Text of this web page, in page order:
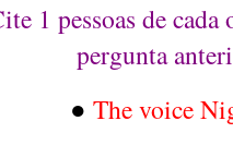
1 pessoas de
pergunta
●The voice